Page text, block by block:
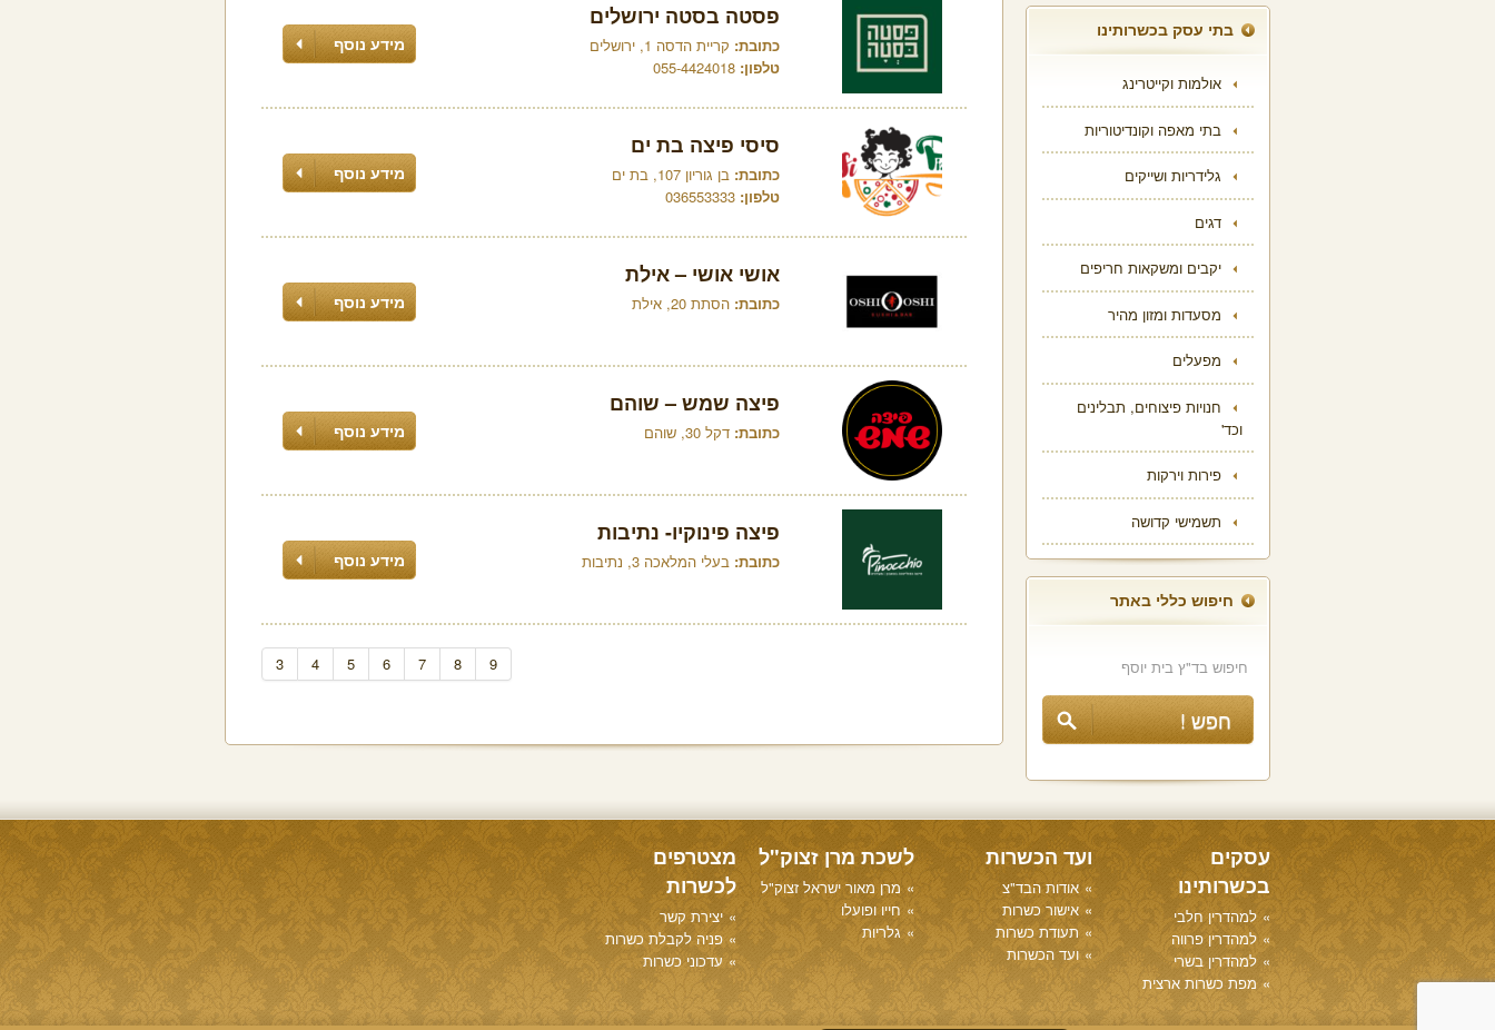
בתי עסק בכשרותינו
אולמות וקייטרינג
בתי מאפה וקונדיטוריות
גלידריות ושייקים
דגים
יקבים ומשקאות חריפים
מסעדות ומזון מהיר
מפעלים
חנויות פיצוחים, תבלינים
וכד'
פירות וירקות
תשמישי קדושה
חיפוש כללי באתר
פסטה בסטה ירושלים
כתובת: קריית הדסה 1, ירושלים
טלפון: 055-4424018
מידע נוסף
סיסי פיצה בת ים
כתובת: בן גוריון 107, בת ים
טלפון: 036553333
מידע נוסף
אושי אושי – אילת
כתובת: הסתת 20, אילת מידע נוסף
פיצה שמש – שוהם
כתובת: דקל 30, שוהם מידע נוסף
פיצה פינוקיו- נתיבות
כתובת: בעלי המלאכה 3, נתיבות מידע נוסף
3 4 5 6 7 8 9
עסקים
בכשרותינו
למהדרין חלבי
למהדרין פרווה
למהדרין בשרי
מפת כשרות ארצית
ועד הכשרות
אודות הבד"צ
אישור כשרות
תעודת כשרות
ועד הכשרות
לשכת מרן זצוק"ל
מרן מאור ישראל זצוק"ל
חייו ופועלו
גלריות
מצטרפים
לכשרות
יצירת קשר
פניה לקבלת כשרות
עדכוני כשרות